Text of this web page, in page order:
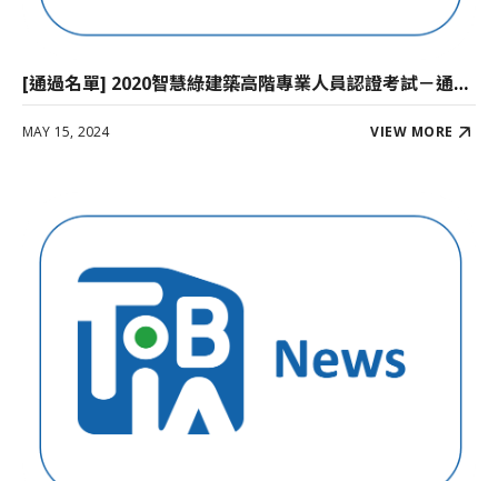
[通過名單] 2020智慧綠建築高階專業人員認證考試－通過人員名單公佈
MAY 15, 2024 VIEW MORE